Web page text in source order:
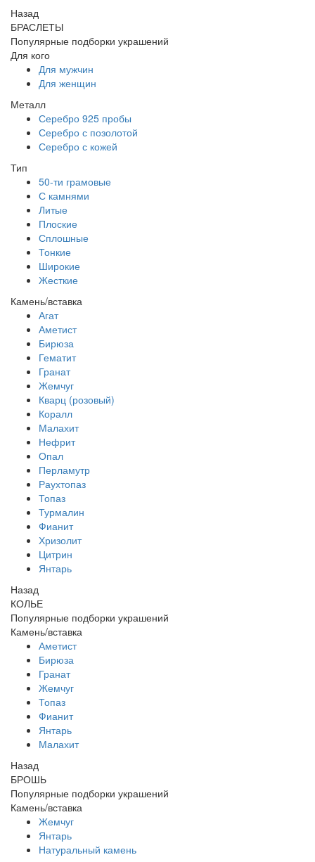
Назад
БРАСЛЕТЫ
Популярные подборки украшений
Для кого
Для мужчин
Для женщин
Металл
Серебро 925 пробы
Серебро с позолотой
Серебро с кожей
Тип
50-ти грамовые
С камнями
Литые
Плоские
Сплошные
Тонкие
Широкие
Жесткие
Камень/вставка
Агат
Аметист
Бирюза
Гематит
Гранат
Жемчуг
Кварц (розовый)
Коралл
Малахит
Нефрит
Опал
Перламутр
Раухтопаз
Топаз
Турмалин
Фианит
Хризолит
Цитрин
Янтарь
Назад
КОЛЬЕ
Популярные подборки украшений
Камень/вставка
Аметист
Бирюза
Гранат
Жемчуг
Топаз
Фианит
Янтарь
Малахит
Назад
БРОШЬ
Популярные подборки украшений
Камень/вставка
Жемчуг
Янтарь
Натуральный камень